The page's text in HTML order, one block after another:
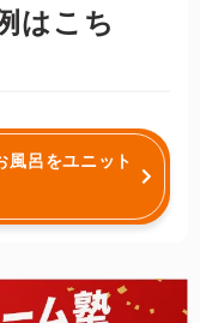
はこち
風呂をユニット